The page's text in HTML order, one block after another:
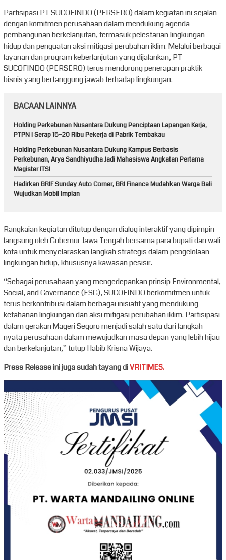
Partisipasi PT SUCOFINDO (PERSERO) dalam kegiatan ini sejalan
dengan komitmen perusahaan dalam mendukung agenda
pembangunan berkelanjutan, termasuk pelestarian lingkungan
hidup dan penguatan aksi mitigasi perubahan iklim. Melalui berbagai
layanan dan program keberlanjutan yang dijalankan, PT
SUCOFINDO (PERSERO) terus mendorong penerapan praktik
bisnis yang bertanggung jawab terhadap lingkungan.
BACAAN LAINNYA
Holding Perkebunan Nusantara Dukung Penciptaan Lapangan Kerja,
PTPN I Serap 15–20 Ribu Pekerja di Pabrik Tembakau
Holding Perkebunan Nusantara Dukung Kampus Berbasis
Perkebunan, Arya Sandhiyudha Jadi Mahasiswa Angkatan Pertama
Magister ITSI
Hadirkan BRIF Sunday Auto Corner, BRI Finance Mudahkan Warga Bali
Wujudkan Mobil Impian
Rangkaian kegiatan ditutup dengan dialog interaktif yang dipimpin
langsung oleh Gubernur Jawa Tengah bersama para bupati dan wali
kota untuk menyelaraskan langkah strategis dalam pengelolaan
lingkungan hidup, khususnya kawasan pesisir.
“Sebagai perusahaan yang mengedepankan prinsip Environmental,
Social, and Governance (ESG), SUCOFINDO berkomitmen untuk
terus berkontribusi dalam berbagai inisiatif yang mendukung
ketahanan lingkungan dan aksi mitigasi perubahan iklim. Partisipasi
dalam gerakan Mageri Segoro menjadi salah satu dari langkah
nyata perusahaan dalam mewujudkan masa depan yang lebih hijau
dan berkelanjutan,” tutup Habib Krisna Wijaya.
Press Release ini juga sudah tayang diVRITIMES.